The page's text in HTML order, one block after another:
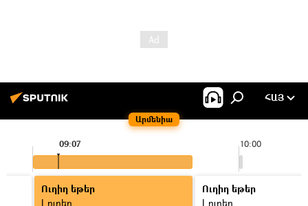
Արմենիա
ՀԱՅ
10:00
09:07
Ուղիղ եթեր
Լուրեր
Ուղիղ եթեր
Լուրեր